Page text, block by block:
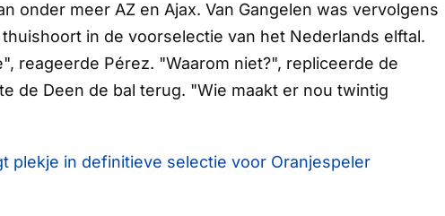
onder meer AZ en Ajax. Van Gangelen was vervolgens
in de voorselectie van het Nederlands elftal.
reageerde Pérez. "Waarom niet?", repliceerde de
de Deen de bal terug. "Wie maakt er nou twintig
plekje in definitieve selectie voor Oranjespeler